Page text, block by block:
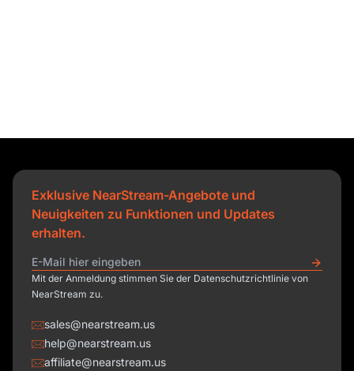
Exklusive NearStream-Angebote und
Neuigkeiten zu Funktionen und Updates
erhalten.
Mit der Anmeldung stimmen Sie der Datenschutzrichtlinie von
NearStream zu.
sales@nearstream.us
help@nearstream.us
affiliate@nearstream.us